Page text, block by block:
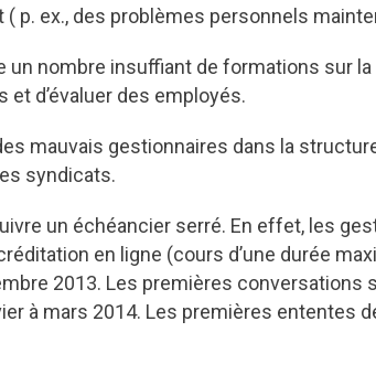
p. ex., des problèmes personnels
un nombre insuffiant de formations sur
et d’évaluer des employés.
mauvais gestionnaires dans la
syndicats.
un échéancier serré. En effet, les
en ligne (cours d’une durée
2013. Les premières conversations
à mars 2014. Les premières ententes